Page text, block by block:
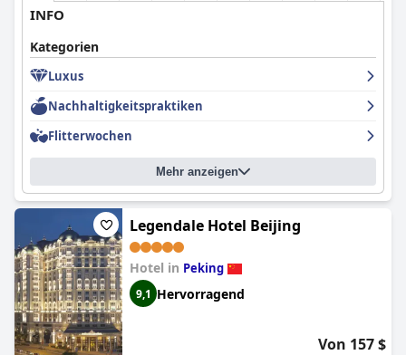
INFO
Kategorien
Luxus
Nachhaltigkeitspraktiken
Flitterwochen
Mehr anzeigen
Legendale Hotel Beijing
Hotel in Peking
9,1 Hervorragend
Von 157 $